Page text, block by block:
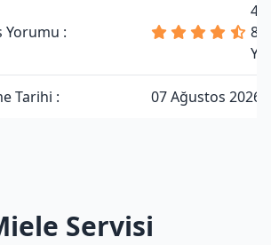
Yorumu :
81
Tarihi : 07 Ağustos 2026
Servisi